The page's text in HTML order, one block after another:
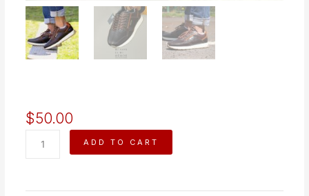
$50.00
ADD TO CART